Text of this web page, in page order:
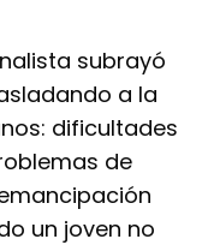
subrayó
a la
dificultades
de
un joven no